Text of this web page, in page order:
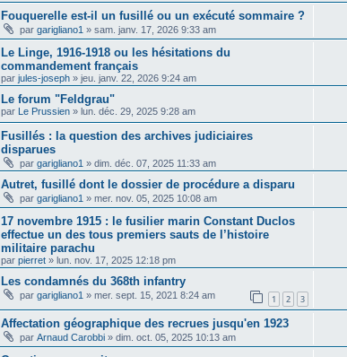
Fouquerelle est-il un fusillé ou un exécuté sommaire ?
par garigliano1 » sam. janv. 17, 2026 9:33 am
Le Linge, 1916-1918 ou les hésitations du
commandement français
par jules-joseph » jeu. janv. 22, 2026 9:24 am
Le forum "Feldgrau"
par Le Prussien » lun. déc. 29, 2025 9:28 am
Fusillés : la question des archives judiciaires
disparues
par garigliano1 » dim. déc. 07, 2025 11:33 am
Autret, fusillé dont le dossier de procédure a disparu
par garigliano1 » mer. nov. 05, 2025 10:08 am
17 novembre 1915 : le fusilier marin Constant Duclos
effectue un des tous premiers sauts de l’histoire
militaire parachu
par pierret » lun. nov. 17, 2025 12:18 pm
Les condamnés du 368th infantry
par garigliano1 » mer. sept. 15, 2021 8:24 am 1 2 3
Affectation géographique des recrues jusqu'en 1923
par Arnaud Carobbi » dim. oct. 05, 2025 10:13 am